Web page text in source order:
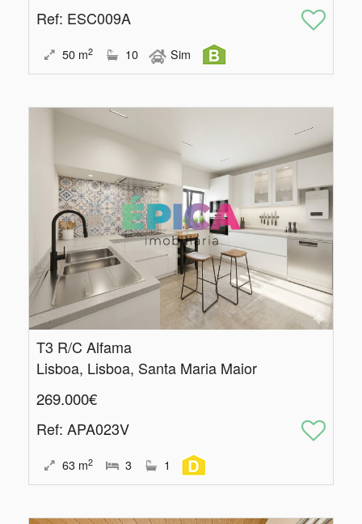
Ref: ESC009A
50 m2 10 Sim
T3 R/C Alfama
Lisboa, Lisboa, Santa Maria Maior
269.000€
Ref: APA023V
63 m2 3 1